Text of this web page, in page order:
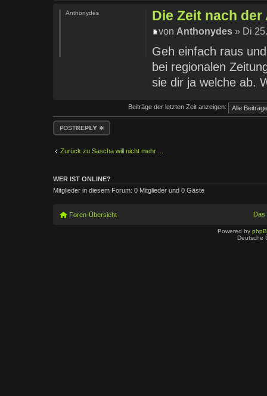
Die Zeit nach der
von Anthonydes » Di
Geh einfach raus
bei regionalen
sie dir ja welche ab.
Anthonydes
Beiträge der letzten Zeit anzeigen:
Antwort erstellen
Zurück zu Sascha will nicht mehr ...
WER IST ONLINE?
Mitglieder in diesem Forum: 0 Mitglieder und 0 Gäste
Foren-Übersicht Das
Powered by
Deutsche